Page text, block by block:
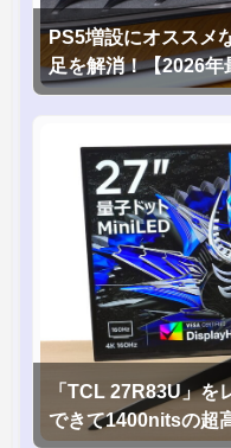
PS5増設にオススメ
足を解消！【2026
「TCL 27R83U」を
できて1400nitsの超